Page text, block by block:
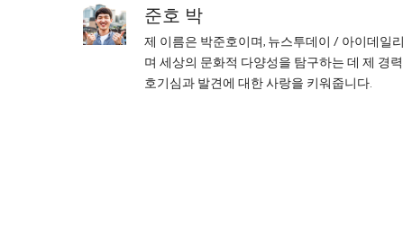
준호 박
제 이름은 박준호이며, 뉴스투데이 / 아이데일
며 세상의 문화적 다양성을 탐구하는 데 제 경
호기심과 발견에 대한 사랑을 키워줍니다.